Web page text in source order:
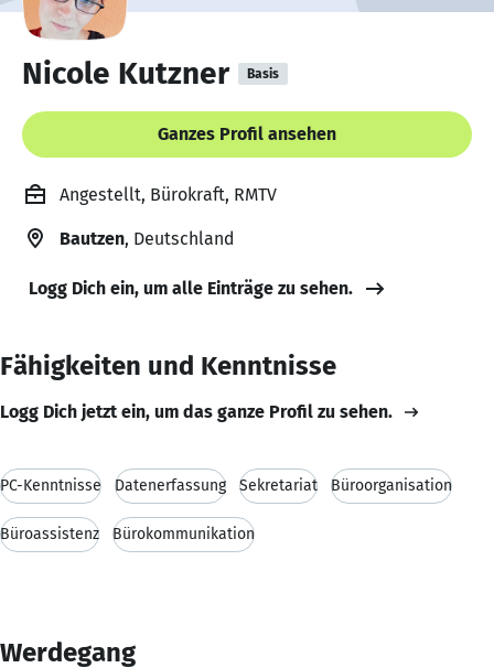
Nicole Kutzner Basis
Ganzes Profil ansehen
Angestellt, Bürokraft, RMTV
Bautzen, Deutschland
Logg Dich ein, um alle Einträge zu sehen.
Fähigkeiten und Kenntnisse
Logg Dich jetzt ein, um das ganze Profil zu sehen.
PC-Kenntnisse Datenerfassung Sekretariat Büroorganisation
Büroassistenz Bürokommunikation
Werdegang